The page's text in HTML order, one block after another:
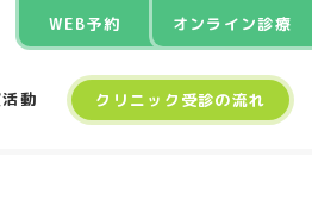
WEB予約 オンライン診療
動 クリニック受診の流れ